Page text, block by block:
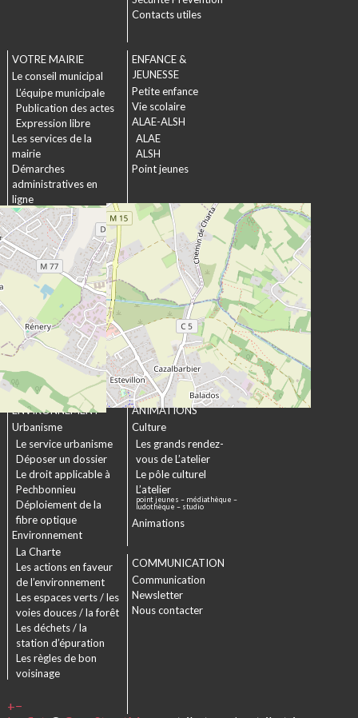
+−
Contacts utiles
VOTRE MAIRIE
Le conseil municipal
L’équipe municipale
Publication des actes
Expression libre
Les services de la
mairie
Démarches
administratives en
ligne
Formulaires
Marchés publics
ENFANCE &
JEUNESSE
Petite enfance
Vie scolaire
ALAE-ALSH
ALAE
ALSH
Point jeunes
SOCIAL &
SOLIDARITÉ
Actions municipales
La commission
intergénérationnelle
Maison de retraite La
chartreuse
Les établissements
médico-sociaux
Projet Se Canto
URBANISME &
ENVIRONNEMENT
Urbanisme
Le service urbanisme
Déposer un dossier
Le droit applicable à
Pechbonnieu
Déploiement de la
fibre optique
Environnement
La Charte
Les actions en faveur
de l’environnement
Les espaces verts / les
voies douces / la forêt
Les déchets / la
station d’épuration
Les règles de bon
voisinage
CULTURE &
ANIMATIONS
Culture
Les grands rendez-
vous de L’atelier
Le pôle culturel
L’atelier
point jeunes – médiathèque –
ludothèque – studio
Animations
COMMUNICATION
Communication
Newsletter
Nous contacter